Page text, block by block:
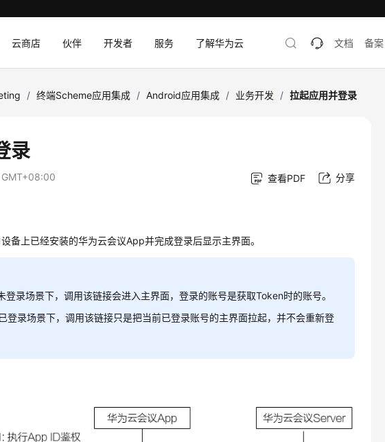
云商店 伙伴 开发者 服务 了解华为云 文档 备案
/ 终端Scheme应用集成 / Android应用集成 / 业务开发 / 拉起应用并登录
录
查看PDF 分享
备上已经安装的华为云会议App并完成登录后显示主界面。
登录场景下，调用该链接会进入主界面，登录的账号是获取Token时的账号。
登录场景下，调用该链接只是把当前已登录账号的主界面拉起，并不会重新登